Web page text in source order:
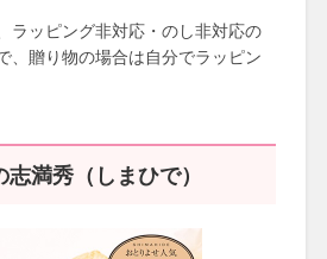
ラッピング非対応・のし非対応の
、贈り物の場合は自分でラッピン
満秀（しまひで）